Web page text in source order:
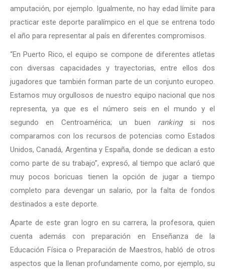
amputación, por ejemplo. Igualmente, no hay edad límite para
practicar este deporte paralímpico en el que se entrena todo
el año para representar al país en diferentes compromisos.
“En Puerto Rico, el equipo se compone de diferentes atletas
con diversas capacidades y trayectorias, entre ellos dos
jugadores que también forman parte de un conjunto europeo.
Estamos muy orgullosos de nuestro equipo nacional que nos
representa, ya que es el número seis en el mundo y el
segundo en Centroamérica; un buen rankingsi nos
comparamos con los recursos de potencias como Estados
Unidos, Canadá, Argentina y España, donde se dedican a esto
como parte de su trabajo”, expresó, al tiempo que aclaró que
muy pocos boricuas tienen la opción de jugar a tiempo
completo para devengar un salario, por la falta de fondos
destinados a este deporte.
Aparte de este gran logro en su carrera, la profesora, quien
cuenta además con preparación en Enseñanza de la
Educación Física o Preparación de Maestros, habló de otros
aspectos que la llenan profundamente como, por ejemplo, su